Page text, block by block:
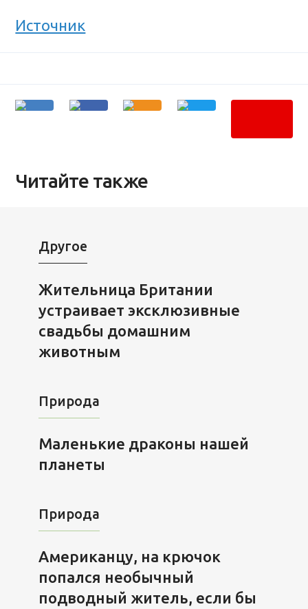
Источник
Читайте также
Другое
Жительница Британии
устраивает эксклюзивные
свадьбы домашним
животным
Природа
Маленькие драконы нашей
планеты
Природа
Американцу, на крючок
попался необычный
подводный житель, если бы